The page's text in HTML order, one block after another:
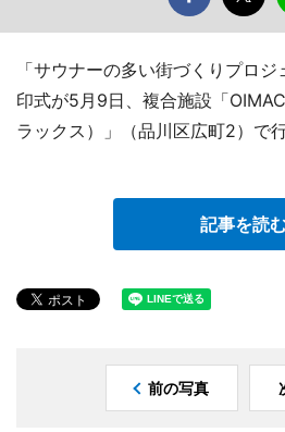
「サウナーの多い街づくりプロ
印式が5月9日、複合施設「
ラックス）」（品川区広町2）で行
記事を読
前の写真